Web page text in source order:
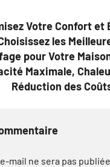
Votre Confort et
les
pour Votre
Maximale,
Réduction des
mail ne sera pas publiée.